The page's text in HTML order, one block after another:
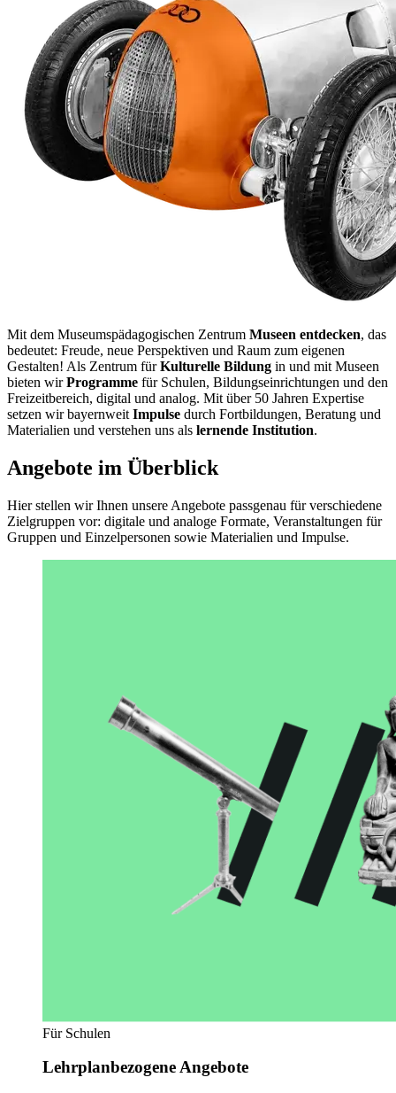
Mit dem Museumspädagogischen Zentrum Museen entdecken, das
bedeutet: Freude, neue Perspektiven und Raum zum eigenen
Gestalten! Als Zentrum fürKulturelle Bildung in und mit Museen
bieten wirProgramme für Schulen, Bildungseinrichtungen und den
Freizeitbereich, digital und analog. Mit über 50 Jahren Expertise
setzen wir bayernweit Impulse durch Fortbildungen, Beratung und
Materialien und verstehen uns als lernende Institution.
Angebote im Überblick
Hier stellen wir Ihnen unsere Angebote passgenau für verschiedene
Zielgruppen vor: digitale und analoge Formate, Veranstaltungen für
Gruppen und Einzelpersonen sowie Materialien und Impulse.
Für Schulen
Lehrplanbezogene Angebote